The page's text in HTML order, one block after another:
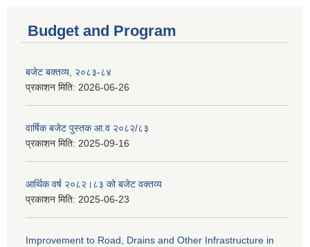
Budget and Program
बजेट बक्तव्य, २०८३-८४
प्रकाशन मिति: 2026-06-26
वार्षिक बजेट पुस्तक आ.व २०८२/८३
प्रकाशन मिति: 2025-09-16
आर्थिक वर्ष २०८२।८३ को बजेट वक्तव्य
प्रकाशन मिति: 2025-06-23
Improvement to Road, Drains and Other Infrastructure in